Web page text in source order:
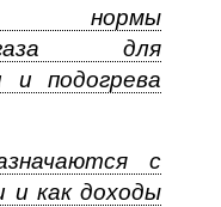
нормы
для
и подогрева
с
и как доходы